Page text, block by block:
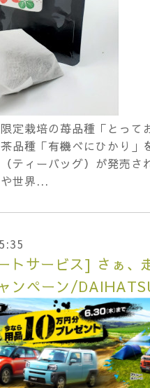
定栽培の苺品種「とって
品種「有機べにひかり」
ティーバッグ）が発売さ
世界...
トサービス] さぁ、
ンペーン/